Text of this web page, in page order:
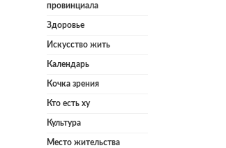
провинциала
Здоровье
Искусство жить
Календарь
Кочка зрения
Кто есть ху
Культура
Место жительства